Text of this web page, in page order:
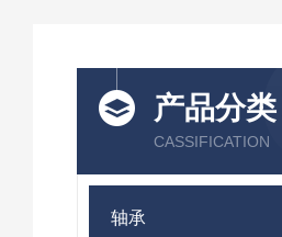
产品分类
CASSIFICATION
轴承